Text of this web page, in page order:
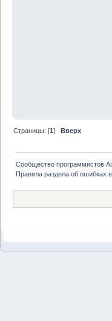
Страницы: [1]Вверх
Сообщество программистов
Правила раздела об ошибках